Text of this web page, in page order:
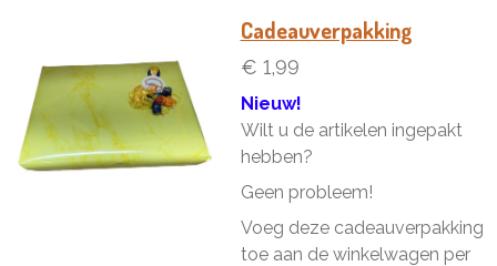
e
Cadeauverpakking
€ 1,99
Nieuw!
Wilt u de artikelen ingepakt
hebben?
Geen probleem!
Voeg deze cadeauverpakking
toe aan de winkelwagen per